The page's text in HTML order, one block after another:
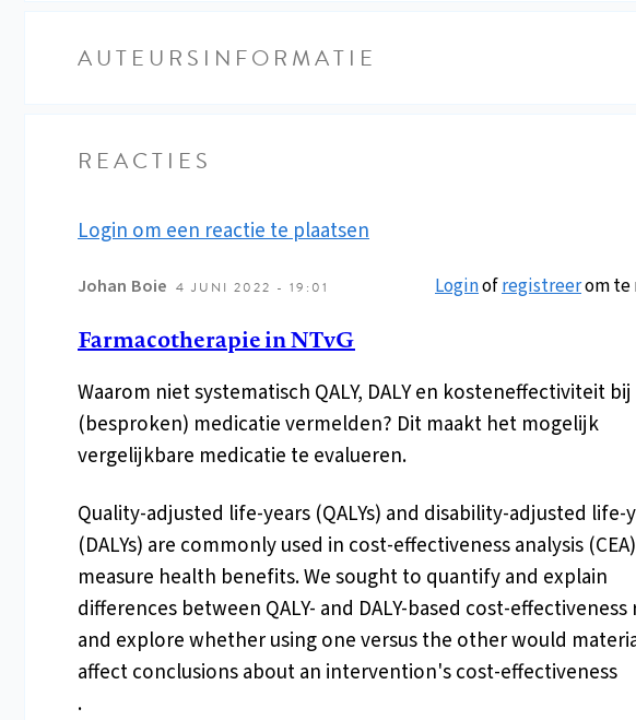
AUTEURSINFORMATIE
REACTIES
Login om een reactie te plaatsen
Johan Boie 4 JUNI 2022 - 19:01 Loginofregistreerom te
Farmacotherapie in NTvG
Waarom niet systematisch QALY, DALY en kosteneffectiviteit
(besproken) medicatie vermelden? Dit maakt het mogelijk
vergelijkbare medicatie te evalueren.
Quality-adjusted life-years (QALYs) and disability-adjusted life-
(DALYs) are commonly used in cost-effectiveness analysis
measure health benefits. We sought to quantify and explain
differences between QALY- and DALY-based cost-effectiveness
and explore whether using one versus the other would
affect conclusions about an intervention's cost-effectiveness
.